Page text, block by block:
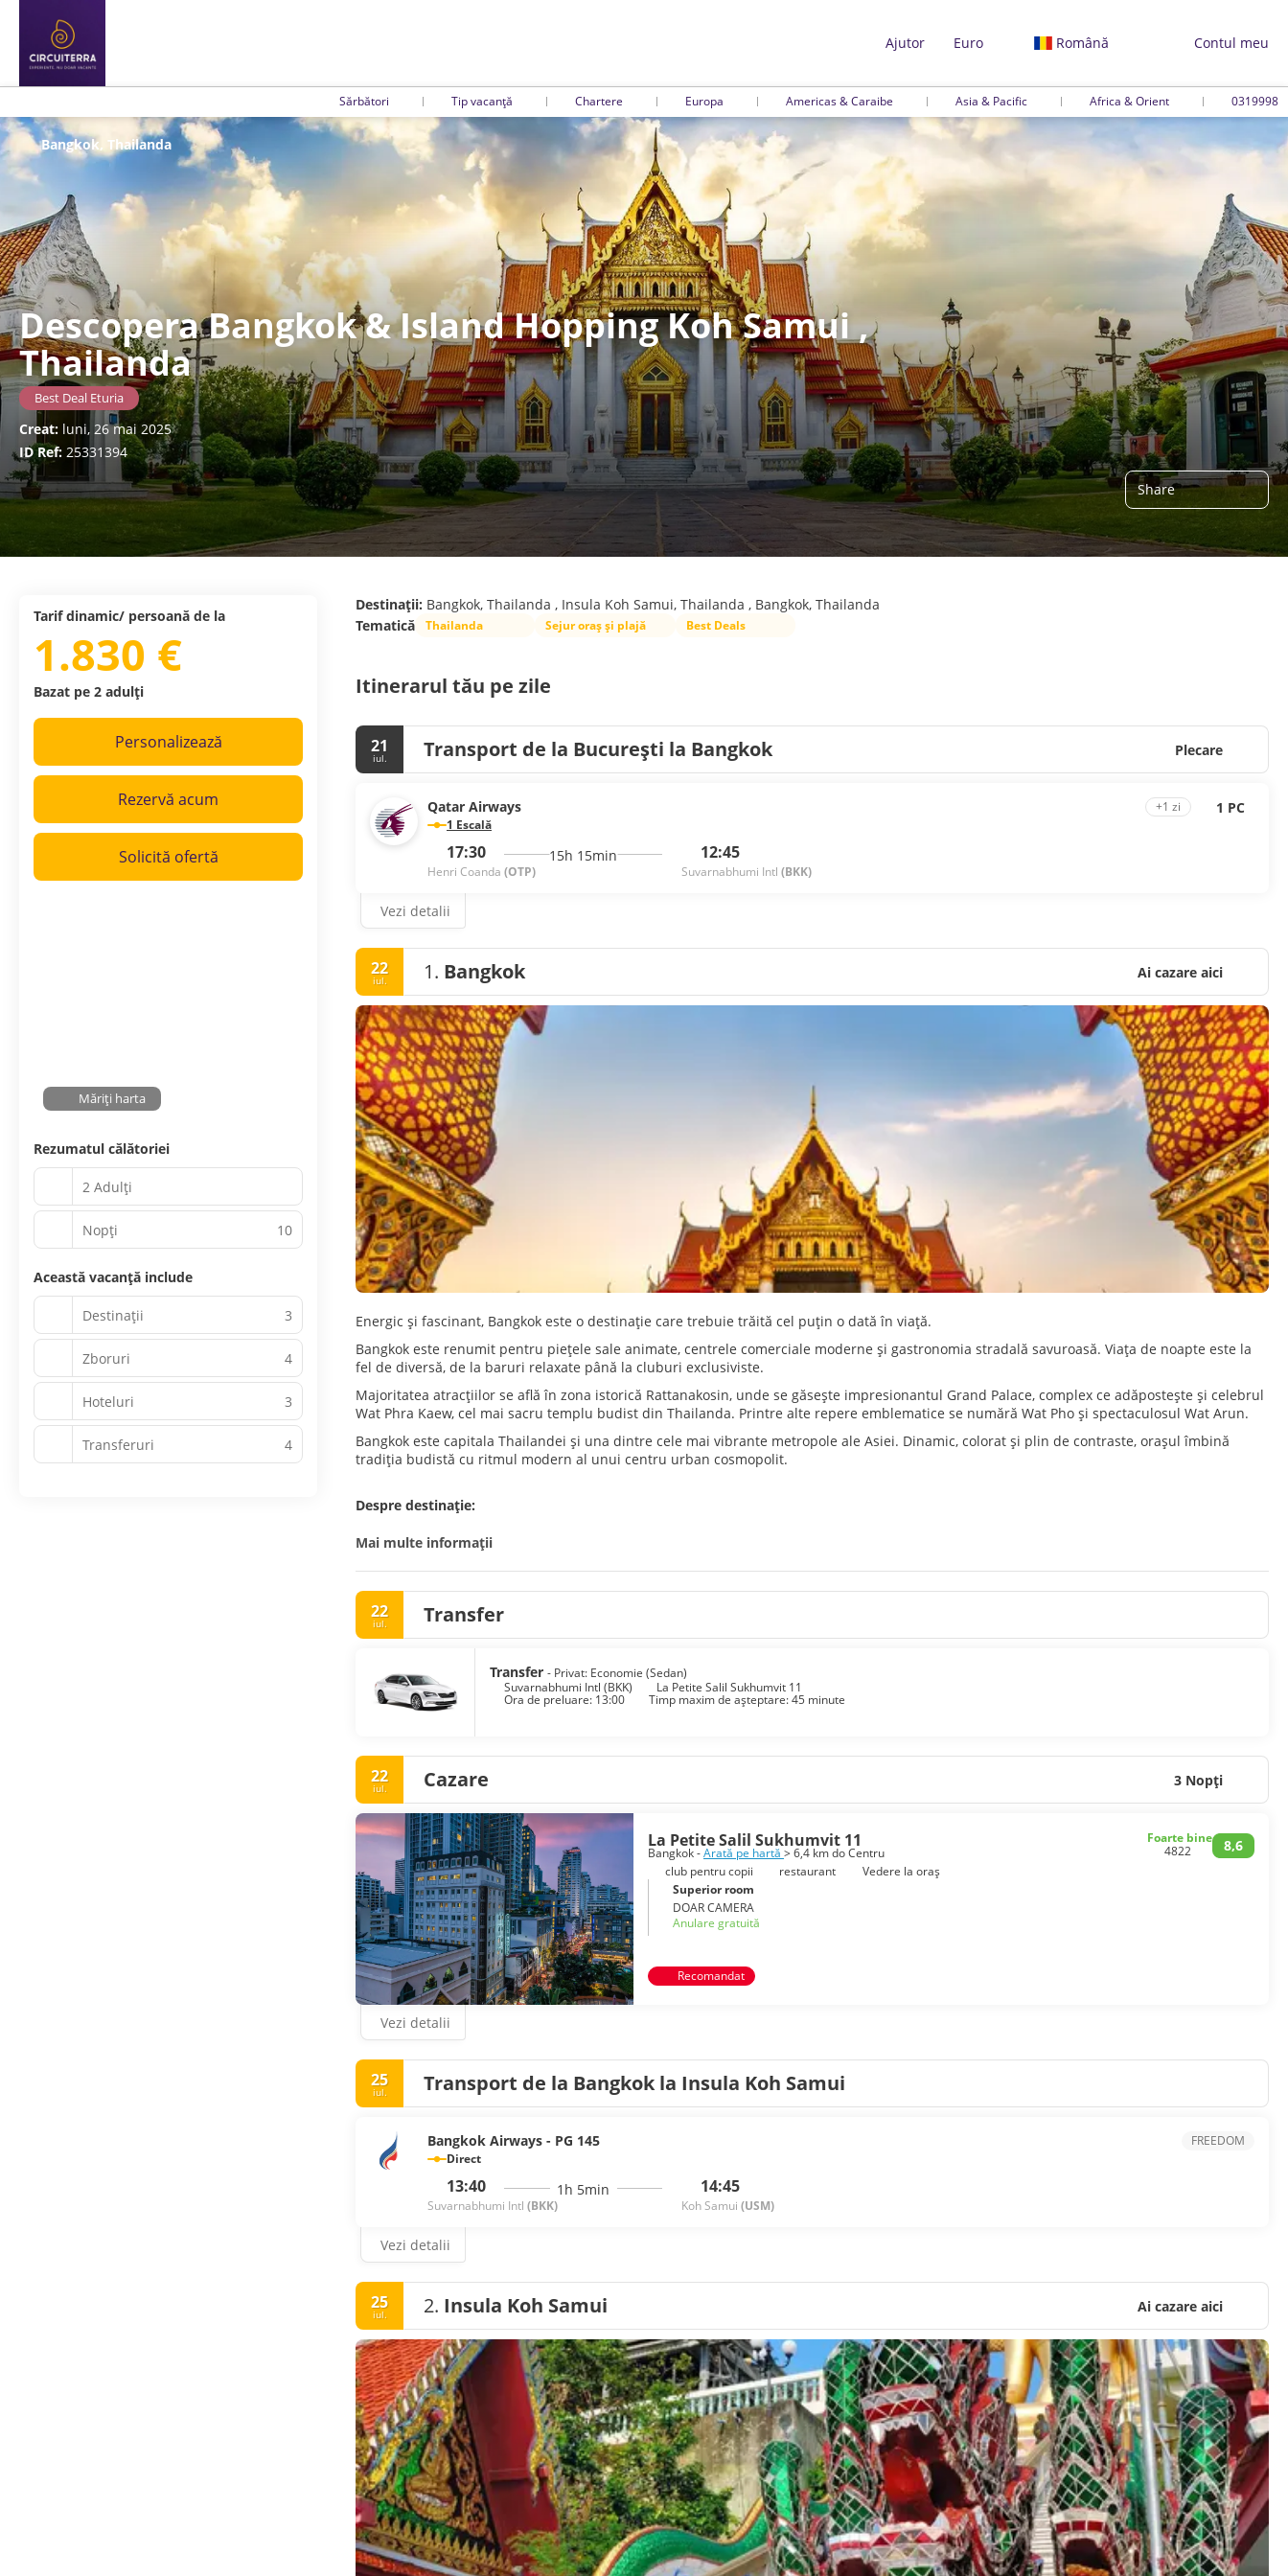
Ajutor Euro Română Contul meu
Sărbători Tip vacanță Chartere Europa Americas & Caraibe Asia & Pacific Africa & Orient 0319998
Descopera Bangkok & Island Hopping Koh Samui ,
Thailanda
Best Deal Eturia
Creat: luni, 26 mai 2025
ID Ref: 25331394
Share
Bangkok, Thailanda
Destinații: Bangkok, Thailanda , Insula Koh Samui, Thailanda , Bangkok, Thailanda
Tematică
Thailanda Sejur oraș și plajă Best Deals
Itinerarul tău pe zile
21
iul. Transport de la București la Bangkok Plecare
Qatar Airways
1 Escală
17:30
Henri Coanda (OTP)
15h 15min 12:45
Suvarnabhumi Intl (BKK)
+1 zi 1 PC
Vezi detalii
22
iul. 1. Bangkok Ai cazare aici
Despre destinație:
Bangkok este capitala Thailandei și una dintre cele mai vibrante metropole ale Asiei. Dinamic, colorat și plin de contraste, orașul îmbină
tradiția budistă cu ritmul modern al unui centru urban cosmopolit.
Majoritatea atracțiilor se află în zona istorică Rattanakosin, unde se găsește impresionantul Grand Palace, complex ce adăpostește și celebrul
Wat Phra Kaew, cel mai sacru templu budist din Thailanda. Printre alte repere emblematice se numără Wat Pho și spectaculosul Wat Arun.
Bangkok este renumit pentru piețele sale animate, centrele comerciale moderne și gastronomia stradală savuroasă. Viața de noapte este la
fel de diversă, de la baruri relaxate până la cluburi exclusiviste.
Energic și fascinant, Bangkok este o destinație care trebuie trăită cel puțin o dată în viață.
Mai multe informații
22
iul. Transfer
Transfer - Privat: Economie (Sedan)
Suvarnabhumi Intl (BKK)
La Petite Salil Sukhumvit 11
Ora de preluare: 13:00 Timp maxim de așteptare: 45 minute
22
iul. Cazare 3 Nopţi
La Petite Salil Sukhumvit 11
Bangkok -Arată pe hartă > 6,4 km do Centru 8,6
Foarte bine
4822
club pentru copii
restaurant
Vedere la oraș
Superior room
DOAR CAMERA
Anulare gratuită
Recomandat
Vezi detalii
25
iul. Transport de la Bangkok la Insula Koh Samui
Bangkok Airways - PG 145
Direct
13:40
Suvarnabhumi Intl (BKK)
1h 5min 14:45
Koh Samui (USM)
FREEDOM
Vezi detalii
25
iul. 2. Insula Koh Samui Ai cazare aici
Tarif dinamic/ persoană de la
1.830 €
Bazat pe 2 adulți
Personalizează
Rezervă acum
Solicită ofertă
Măriți harta
Rezumatul călătoriei
2 Adulți
Nopţi 10
Această vacanță include
Destinații 3
Zboruri 4
Hoteluri 3
Transferuri 4